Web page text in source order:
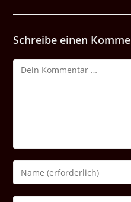
Schreibe einen
Kommentar
Gib
deinen
Namen